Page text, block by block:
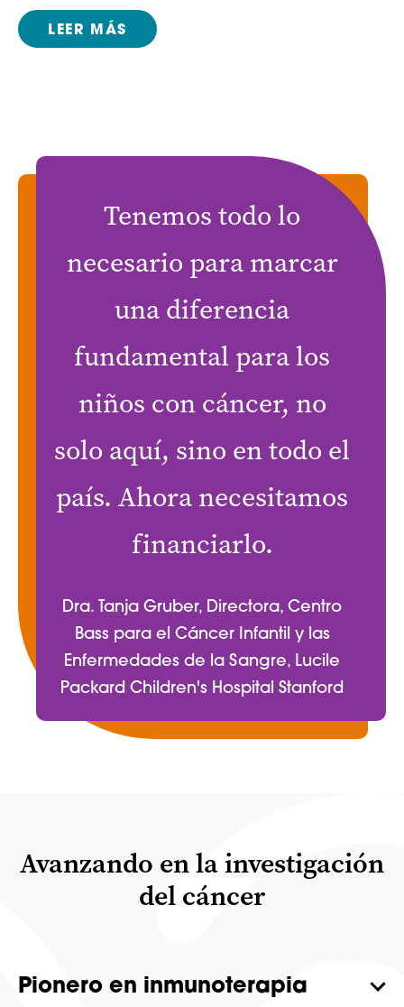
LEER MÁS
Tenemos todo lo
necesario para marcar
una diferencia
fundamental para los
niños con cáncer, no
solo aquí, sino en todo el
país. Ahora necesitamos
financiarlo.
Dra. Tanja Gruber, Directora, Centro
Bass para el Cáncer Infantil y las
Enfermedades de la Sangre, Lucile
Packard Children's Hospital Stanford
Avanzando en la investigación
del cáncer
Pionero en inmunoterapia